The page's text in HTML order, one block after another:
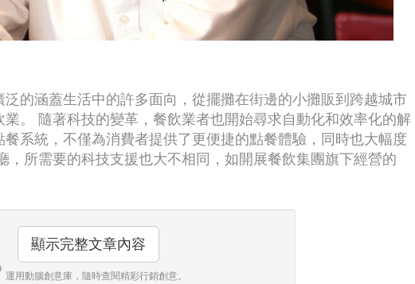
的涵蓋生活中的許多面向，從擺攤在街邊的小攤販到跨越城市
。 隨著科技的變革，餐飲業者也開始尋求自動化和效率化的解
系統，不僅為消費者提供了更便捷的點餐體驗，同時也大幅度
，所需要的科技支援也大不相同，如開展餐飲集團旗下經營的
顯示完整文章內容
運用動腦創意庫，隨時查閱精彩行銷創意。